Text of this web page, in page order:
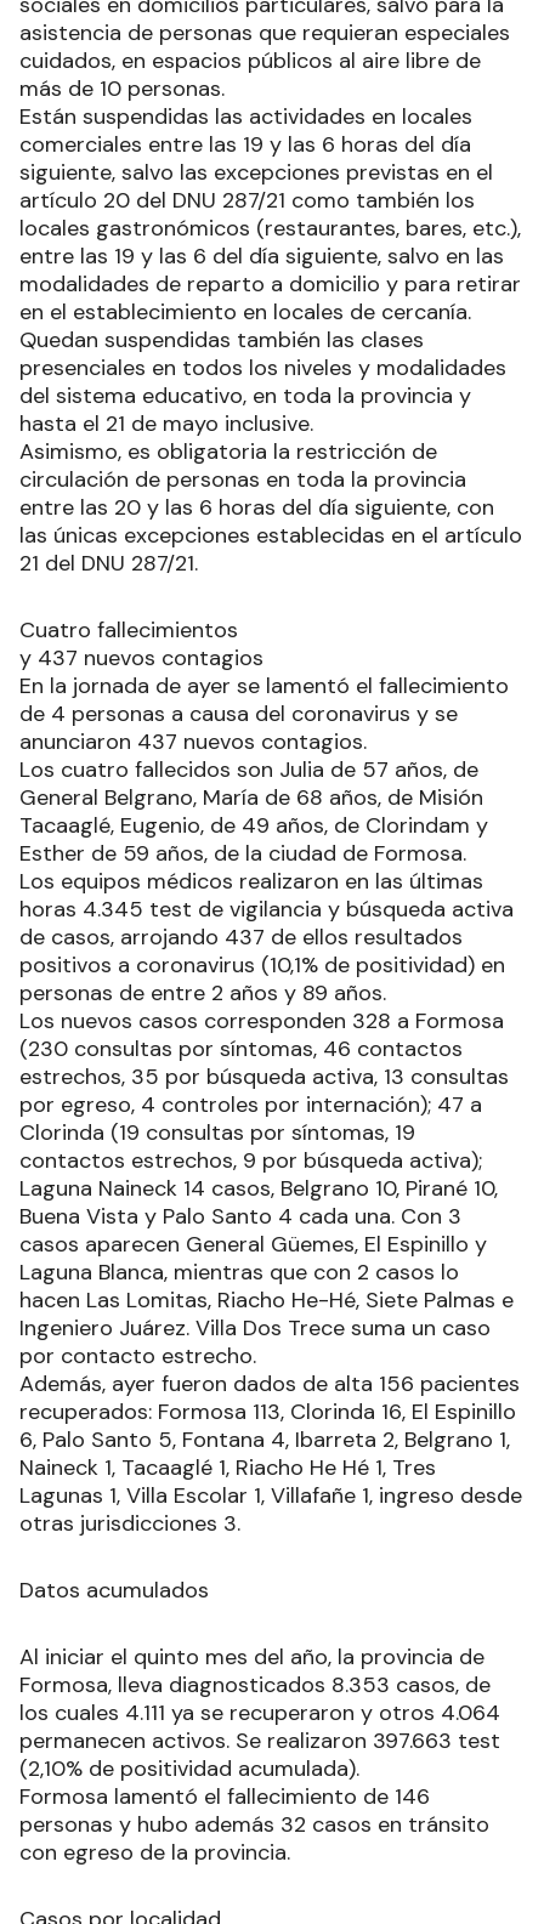
asistencia de personas que requieran especiales
cuidados, en espacios públicos al aire libre de
más de 10 personas.
Están suspendidas las actividades en locales
comerciales entre las 19 y las 6 horas del día
siguiente, salvo las excepciones previstas en el
artículo 20 del DNU 287/21 como también los
locales gastronómicos (restaurantes, bares, etc.),
entre las 19 y las 6 del día siguiente, salvo en las
modalidades de reparto a domicilio y para retirar
en el establecimiento en locales de cercanía.
Quedan suspendidas también las clases
presenciales en todos los niveles y modalidades
del sistema educativo, en toda la provincia y
hasta el 21 de mayo inclusive.
Asimismo, es obligatoria la restricción de
circulación de personas en toda la provincia
entre las 20 y las 6 horas del día siguiente, con
las únicas excepciones establecidas en el artículo
21 del DNU 287/21.
Cuatro fallecimientos
y 437 nuevos contagios
En la jornada de ayer se lamentó el fallecimiento
de 4 personas a causa del coronavirus y se
anunciaron 437 nuevos contagios.
Los cuatro fallecidos son Julia de 57 años, de
General Belgrano, María de 68 años, de Misión
Tacaaglé, Eugenio, de 49 años, de Clorindam y
Esther de 59 años, de la ciudad de Formosa.
Los equipos médicos realizaron en las últimas
horas 4.345 test de vigilancia y búsqueda activa
de casos, arrojando 437 de ellos resultados
positivos a coronavirus (10,1% de positividad) en
personas de entre 2 años y 89 años.
Los nuevos casos corresponden 328 a Formosa
(230 consultas por síntomas, 46 contactos
estrechos, 35 por búsqueda activa, 13 consultas
por egreso, 4 controles por internación); 47 a
Clorinda (19 consultas por síntomas, 19
contactos estrechos, 9 por búsqueda activa);
Laguna Naineck 14 casos, Belgrano 10, Pirané 10,
Buena Vista y Palo Santo 4 cada una. Con 3
casos aparecen General Güemes, El Espinillo y
Laguna Blanca, mientras que con 2 casos lo
hacen Las Lomitas, Riacho He-Hé, Siete Palmas e
Ingeniero Juárez. Villa Dos Trece suma un caso
por contacto estrecho.
Además, ayer fueron dados de alta 156 pacientes
recuperados: Formosa 113, Clorinda 16, El Espinillo
6, Palo Santo 5, Fontana 4, Ibarreta 2, Belgrano 1,
Naineck 1, Tacaaglé 1, Riacho He Hé 1, Tres
Lagunas 1, Villa Escolar 1, Villafañe 1, ingreso desde
otras jurisdicciones 3.
Datos acumulados
Al iniciar el quinto mes del año, la provincia de
Formosa, lleva diagnosticados 8.353 casos, de
los cuales 4.111 ya se recuperaron y otros 4.064
permanecen activos. Se realizaron 397.663 test
(2,10% de positividad acumulada).
Formosa lamentó el fallecimiento de 146
personas y hubo además 32 casos en tránsito
con egreso de la provincia.